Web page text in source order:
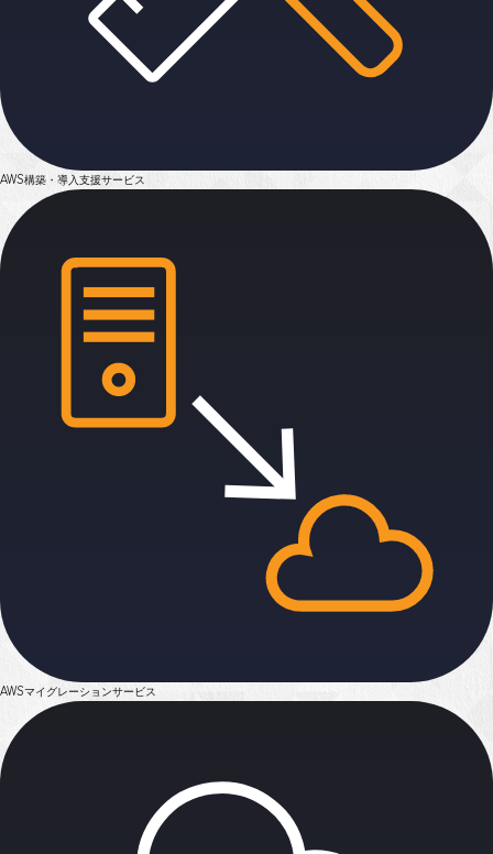
AWS構築・導入支援サービス
AWSマイグレーションサービス